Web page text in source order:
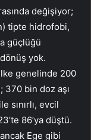
değişiyor;
tipte hidrofobi,
güçlüğü
yok.
genelinde 200
370 bin doz aşı
sınırlı, evcil
86’ya düştü.
Ege gibi